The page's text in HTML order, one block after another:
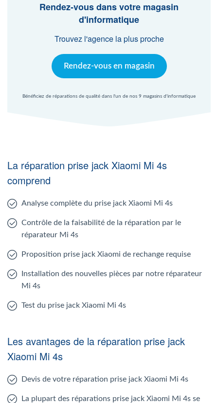
Agent Windows
Agent Mac
Nl
Rendez-vous dans votre magasin
d'informatique
Trouvez l'agence la plus proche
Rendez-vous en magasin
Bénéficiez de réparations de qualité dans l'un de nos 9 magasins d'informatique
La réparation prise jack Xiaomi Mi 4s
comprend
Analyse complète du prise jack Xiaomi Mi 4s
Contrôle de la faisabilité de la réparation par le
réparateur Mi 4s
Proposition prise jack Xiaomi de rechange requise
Installation des nouvelles pièces par notre réparateur
Mi 4s
Test du prise jack Xiaomi Mi 4s
Les avantages de la réparation prise jack
Xiaomi Mi 4s
Devis de votre réparation prise jack Xiaomi Mi 4s
La plupart des réparations prise jack Xiaomi Mi 4s se